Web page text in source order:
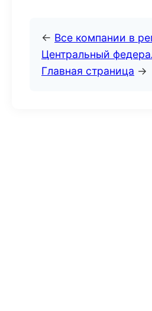
← Все компании в
Центральный
Главная страница →